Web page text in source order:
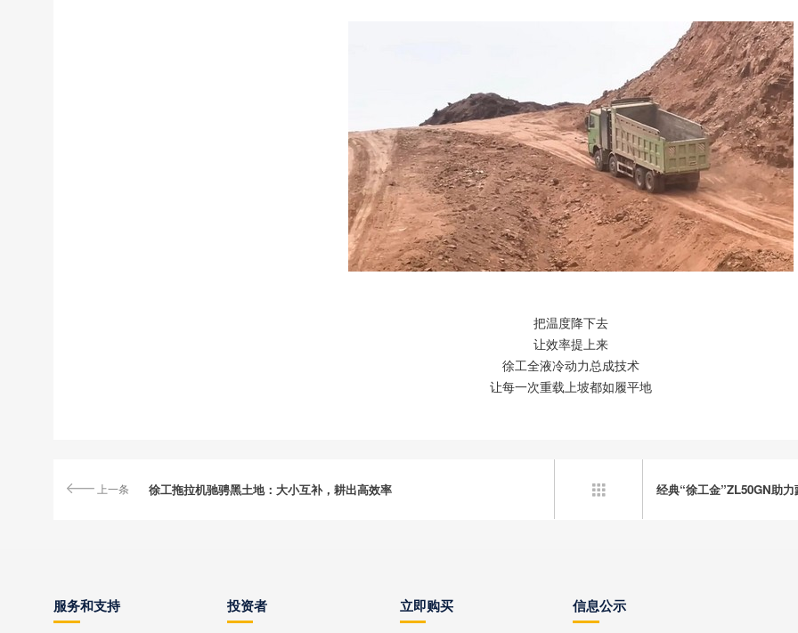
把温度降下去
让效率提上来
徐工全液冷动力总成技术
让每一次重载上坡都如履平地
上一条 徐工拖拉机驰骋黑土地：大小互补，耕出高效率 经典“徐工金”ZL50GN助

服务和支持 投资者 立即购买 信息公示